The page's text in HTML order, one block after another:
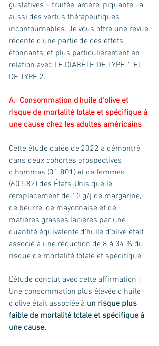
gustatives – fruitée, amère, piquante –a
aussi des vertus thérapeutiques
incontournables. Je vous offre une revue
récente d’une partie de ces effets
étonnants, et plus particulièrement en
relation avec LE DIABÈTE DE TYPE 1 ET
DE TYPE 2.
A.  Consommation d'huile d'olive et
risque de mortalité totale et spécifique à
une cause chez les adultes américains
Cette étude datée de 2022 a démontré
dans deux cohortes prospectives
d'hommes (31 801) et de femmes
(60 582) des États-Unis que le
remplacement de 10 g/j de margarine,
de beurre, de mayonnaise et de
matières grasses laitières par une
quantité équivalente d'huile d'olive était
associé à une réduction de 8 à 34 % du
risque de mortalité totale et spécifique.
L’étude conclut avec cette affirmation :
Une consommation plus élevée d'huile
d'olive était associée à un risque plus
faible de mortalité totale et spécifique à
une cause.